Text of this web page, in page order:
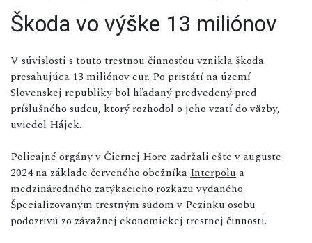
Škoda vo výške 13 miliónov
V súvislosti s touto trestnou činnosťou vznikla škoda
presahujúca 13 miliónov eur. Po pristátí na území
Slovenskej republiky bol hľadaný predvedený pred
príslušného sudcu, ktorý rozhodol o jeho vzatí do väzby,
uviedol Hájek.
Policajné orgány v Čiernej Hore zadržali ešte v auguste
2024 na základe červeného obežníka Interpolu a
medzinárodného zatýkacieho rozkazu vydaného
Špecializovaným trestným súdom v Pezinku osobu
podozrivú zo závažnej ekonomickej trestnej činnosti.